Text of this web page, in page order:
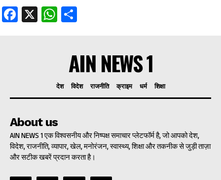
Facebook
X WhatsApp
AIN NEWS 1
देश विदेश राजनीति क्राइम धर्म शिक्षा
About us
AIN NEWS 1 एक विश्वसनीय और निष्पक्ष समाचार प्लेटफॉर्म है, जो आपको देश,
विदेश, राजनीति, व्यापार, खेल, मनोरंजन, स्वास्थ्य, शिक्षा और तकनीक से जुड़ी ताज़ा
और सटीक खबरें प्रदान करता है।